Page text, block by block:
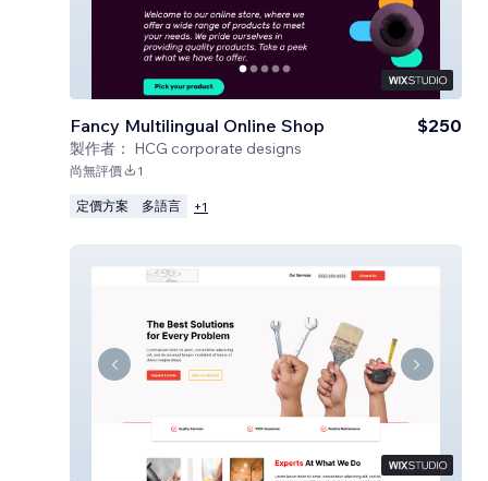
Fancy Multilingual Online Shop
製作者： HCG corporate designs
$250
尚無評價 1
定價方案 多語言 +1